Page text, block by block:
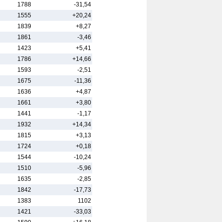
1788
-31,54
1555
+20,24
1839
+8,27
1861
-3,46
1423
+5,41
1786
+14,66
1593
-2,51
1675
-11,36
1636
+4,87
1661
+3,80
1441
-1,17
1932
+14,34
1815
+3,13
1724
+0,18
1544
-10,24
1510
-5,96
1635
-2,85
1842
-17,73
1383
1102
1421
-33,03